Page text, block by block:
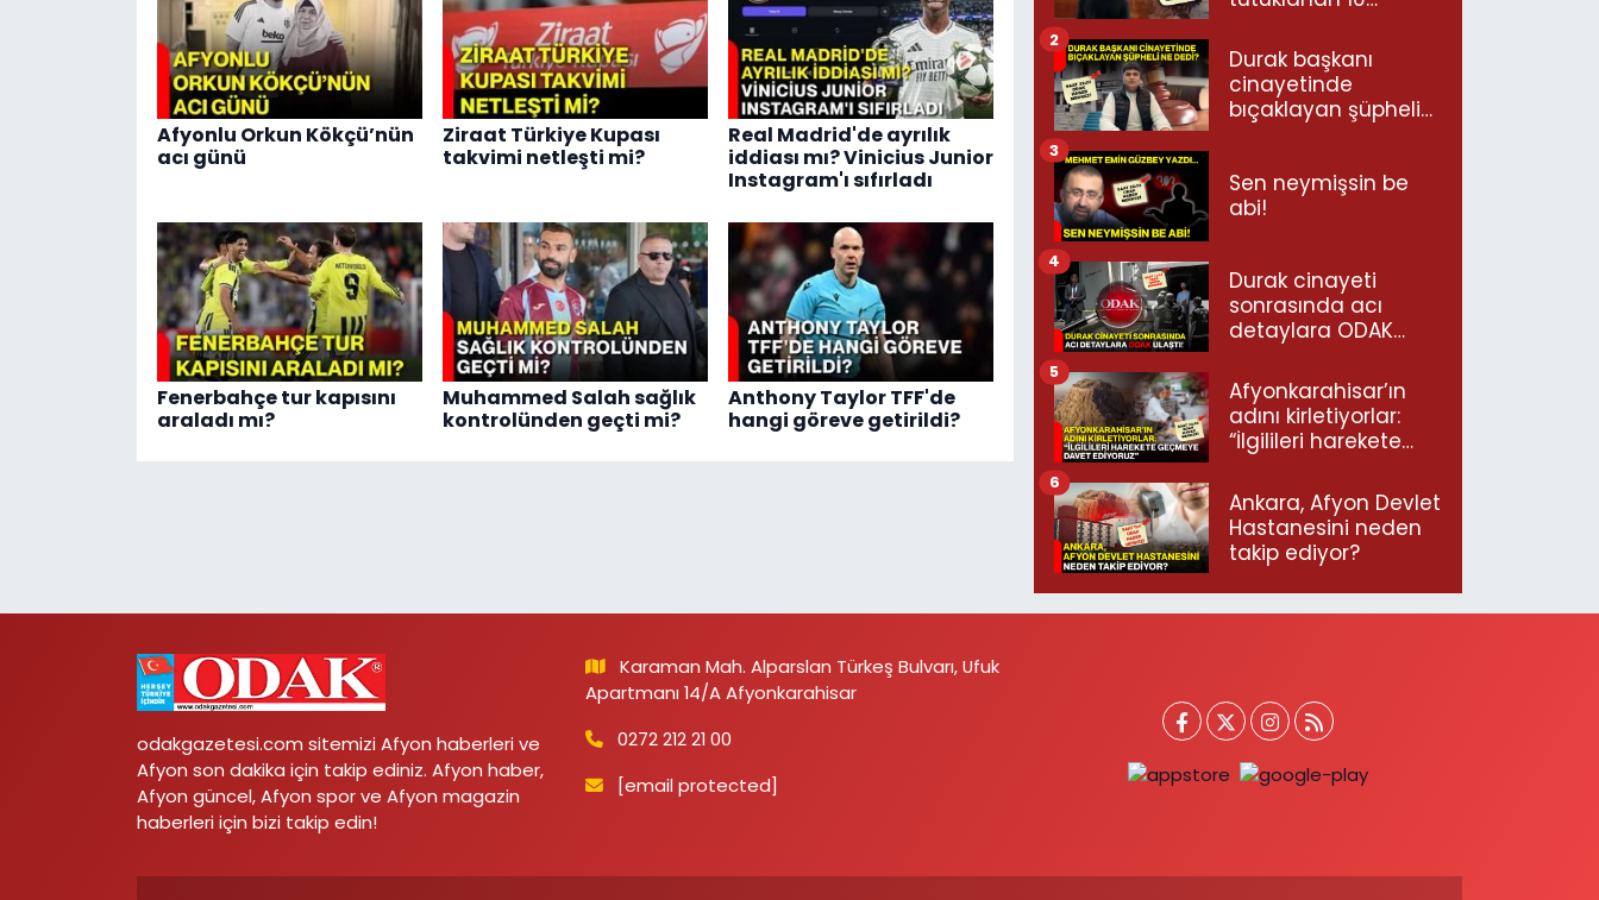
Afyonlu Orkun Kökçü’nün
acı günü
Ziraat Türkiye Kupası
takvimi netleşti mi?
Real Madrid'de ayrılık
iddiası mı? Vinicius Junior
Instagram'ı sıfırladı
Fenerbahçe tur kapısını
araladı mı?
Muhammed Salah sağlık
kontrolünden geçti mi?
Anthony Taylor TFF'de
hangi göreve getirildi?
neler dedi?
Durak başkanı
cinayetinde
bıçaklayan şüpheli
2
Sen neymişsin be
abi!
3
Durak cinayeti
sonrasında acı
detaylara ODAK
4
Afyonkarahisar’ın
adını kirletiyorlar:
“İlgilileri harekete
ediyoruz”
5
Ankara, Afyon Devlet
Hastanesini neden
takip ediyor?
6
odakgazetesi.com sitemizi Afyon haberleri ve
Afyon son dakika için takip ediniz. Afyon haber,
Afyon güncel, Afyon spor ve Afyon magazin
haberleri için bizi takip edin!
Karaman Mah. Alparslan Türkeş Bulvarı, Ufuk
Apartmanı 14/A Afyonkarahisar
0272 212 21 00
[email protected]